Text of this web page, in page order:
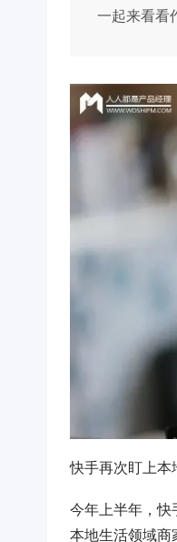
一起来看看
快手再次盯上本
今年上半年，快
本地生活领域商